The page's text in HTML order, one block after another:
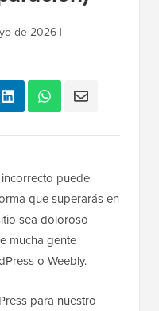
de 2026 |
puede
que superarás en
sea doloroso
mucha gente
o Weebly.
para nuestro